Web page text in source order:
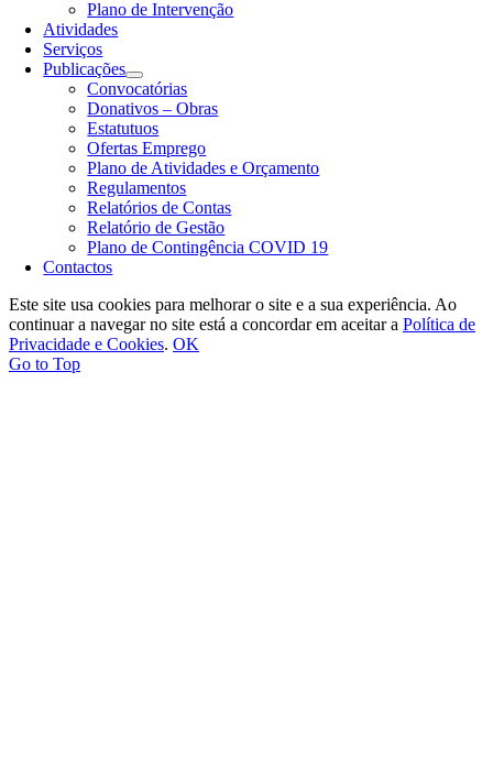
Plano de Intervenção
Atividades
Serviços
Publicações
Convocatórias
Donativos – Obras
Estatutuos
Ofertas Emprego
Plano de Atividades e Orçamento
Regulamentos
Relatórios de Contas
Relatório de Gestão
Plano de Contingência COVID 19
Contactos
Este site usa cookies para melhorar o site e a sua experiência. Ao
continuar a navegar no site está a concordar em aceitar a Política de
Privacidade e Cookies. OK
Go to Top